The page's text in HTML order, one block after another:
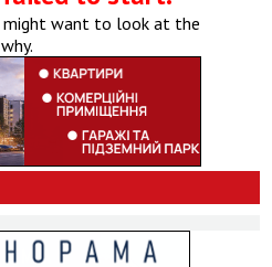
might want to look at the